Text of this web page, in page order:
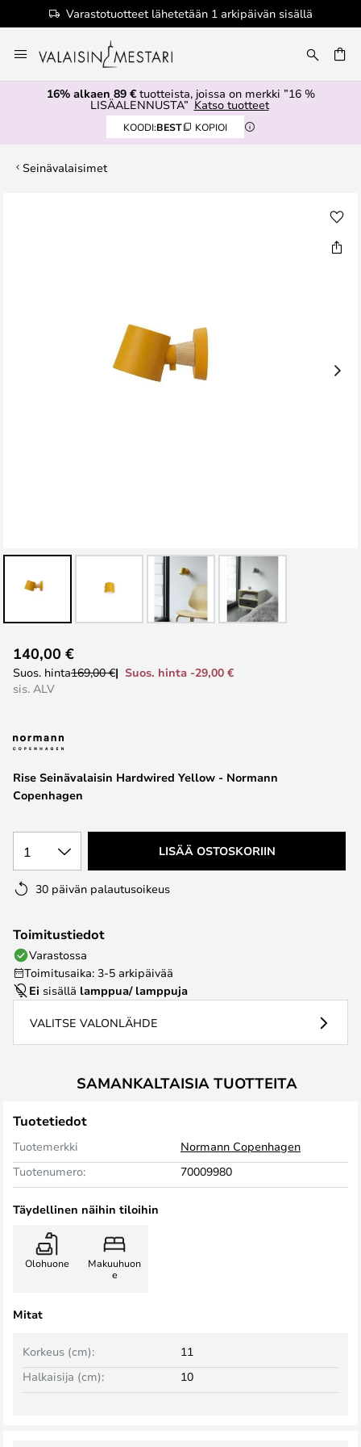
Varastotuotteet lähetetään 1 arkipäivän sisällä
to
Content
16% alkaen 89 €tuotteista, joissa on merkki ”16 %
LISÄALENNUSTA” Katso tuotteet
KOODI:BEST KOPIOI
Seinävalaisimet
to
the
the
gallery
Rise Seinävalaisin Hardwired Yellow - Normann
Copenhagen
140,00 €
Suos. hinta169,00 €
Suos. hinta -29,00 €
sis. ALV
1 LISÄÄ OSTOSKORIIN
30 päivän palautusoikeus
Toimitustiedot
Varastossa
Toimitusaika: 3-5 arkipäivää
Ei sisällä lamppua/ lamppuja
VALITSE VALONLÄHDE
SAMANKALTAISIA TUOTTEITA
Tuotetiedot
Tuotemerkki
Normann Copenhagen
Tuotenumero:
70009980
Täydellinen näihin tiloihin
Olohuone
Makuuhuon
e
Mitat
Korkeus (cm):
11
Halkaisija (cm):
10